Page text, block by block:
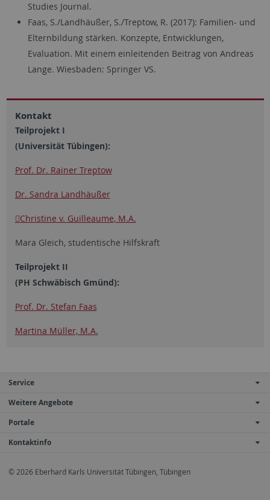
Studies Journal.
Faas, S./Landhäußer, S./Treptow, R. (2017): Familien- und
Elternbildung stärken. Konzepte, Entwicklungen,
Evaluation. Mit einem einleitenden Beitrag von Andreas
Lange. Wiesbaden: Springer VS.
Kontakt
Teilprojekt I
(Universität Tübingen):
Prof. Dr. Rainer Treptow
Dr. Sandra Landhäußer
Christine v. Guilleaume, M.A.
Mara Gleich, studentische Hilfskraft
Teilprojekt II
(PH Schwäbisch Gmünd):
Prof. Dr. Stefan Faas
Martina Müller, M.A.
Service
Weitere Angebote
Portale
Kontaktinfo
© 2026 Eberhard Karls Universität Tübingen, Tübingen